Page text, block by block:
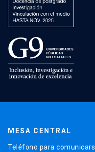
MESA CENTRAL
Teléfono para